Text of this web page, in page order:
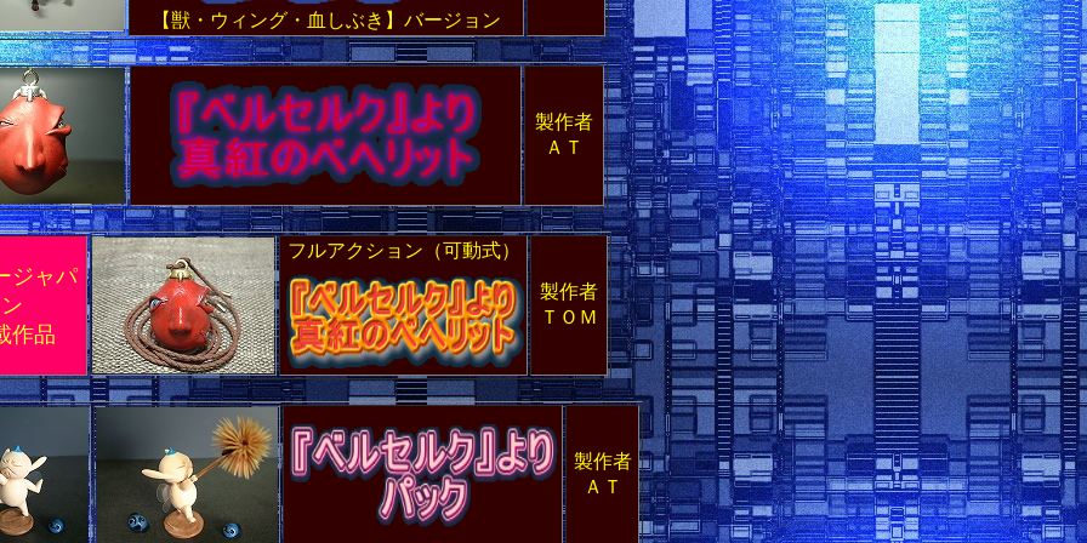
【獣・ウィング・血しぶき】バージョン
製作者
ＡＴ
ジャパ
ン
作品
フルアクション（可動式）
製作者
ＴＯＭ
製作者
ＡＴ